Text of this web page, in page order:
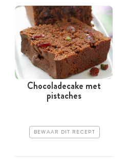
Chocoladecake met
pistaches
BEWAAR DIT RECEPT